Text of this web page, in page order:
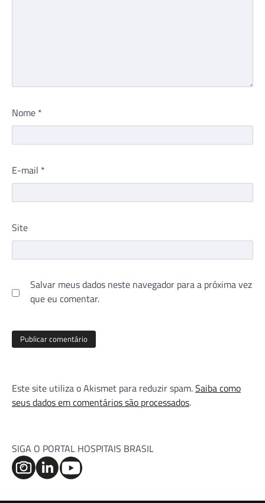
Nome *
E-mail *
Site
Salvar meus dados neste navegador para a próxima vez
que eu comentar.
Este site utiliza o Akismet para reduzir spam.Saiba como
seus dados em comentários são processados.
SIGA O PORTAL HOSPITAIS BRASIL